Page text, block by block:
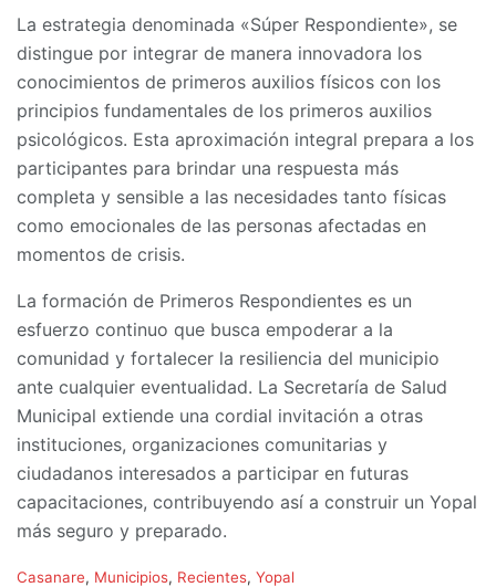
La estrategia denominada «Súper Respondiente», se
distingue por integrar de manera innovadora los
conocimientos de primeros auxilios físicos con los
principios fundamentales de los primeros auxilios
psicológicos. Esta aproximación integral prepara a los
participantes para brindar una respuesta más
completa y sensible a las necesidades tanto físicas
como emocionales de las personas afectadas en
momentos de crisis.
La formación de Primeros Respondientes es un
esfuerzo continuo que busca empoderar a la
comunidad y fortalecer la resiliencia del municipio
ante cualquier eventualidad. La Secretaría de Salud
Municipal extiende una cordial invitación a otras
instituciones, organizaciones comunitarias y
ciudadanos interesados a participar en futuras
capacitaciones, contribuyendo así a construir un Yopal
más seguro y preparado.
C
Casanare, Municipios, Recientes, Yopal